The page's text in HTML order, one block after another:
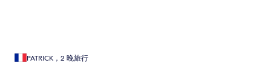
PATRICK，2 晚旅行